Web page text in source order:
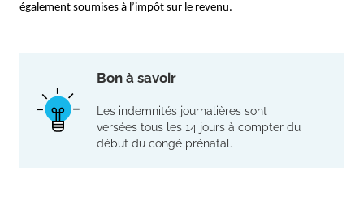
également soumises à l’impôt sur le revenu.
Bon à savoir
Les indemnités journalières sont
versées tous les 14 jours à compter du
début du congé prénatal.